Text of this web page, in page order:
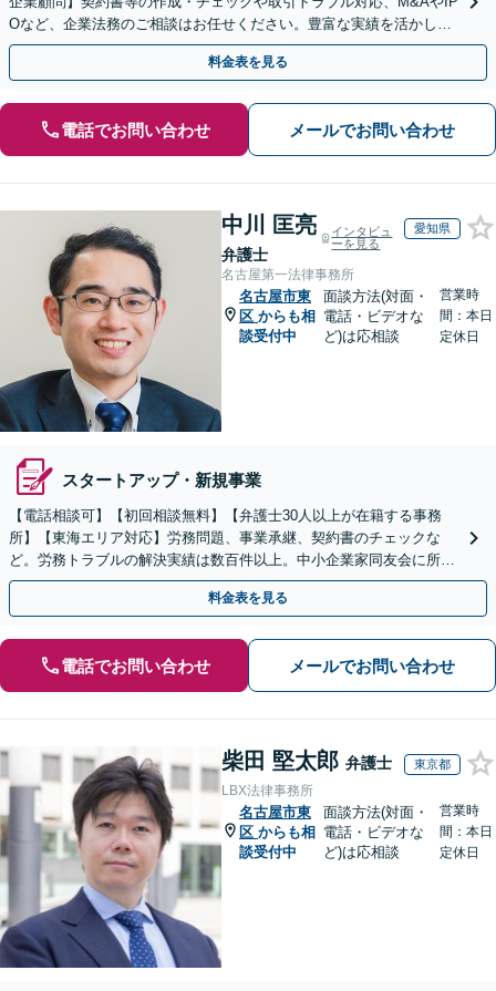
Oなど、企業法務のご相談はお任せください。豊富な実績を活かし的
確に対応を進めてまいります。
料金表を見る
電話でお問い合わせ メールでお問い合わせ
中川 匡亮
弁護士
インタビュ
ーを見る
愛知県
名古屋第一法律事務所
名古屋市東
区 からも相
談受付中
面談方法(対面・
電話・ビデオな
ど)は応相談
営業時
間：本日
定休日
スタートアップ・新規事業
【電話相談可】【初回相談無料】【弁護士30人以上が在籍する事務
所】【東海エリア対応】労務問題、事業承継、契約書のチェックな
ど。労務トラブルの解決実績は数百件以上。中小企業家同友会に所属
しセミナー講師なども担当【初回相談無料】
料金表を見る
電話でお問い合わせ メールでお問い合わせ
柴田 堅太郎 弁護士 東京都
LBX法律事務所
名古屋市東
区 からも相
談受付中
面談方法(対面・
電話・ビデオな
ど)は応相談
営業時
間：本日
定休日